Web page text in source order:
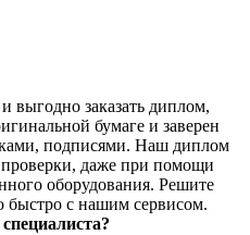
выгодно заказать диплом,
бумаге и заверен
подписями. Наш диплом
даже при помощи
оборудования. Решите
быстро с нашим сервисом.